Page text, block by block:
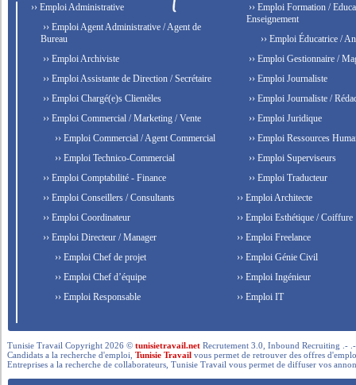
›› Emploi Administrative
›› Emploi Agent Administrative / Agent de
Bureau
›› Emploi Archiviste
›› Emploi Assistante de Direction / Secrétaire
›› Emploi Chargé(e)s Clientèles
›› Emploi Commercial / Marketing / Vente
›› Emploi Commercial / Agent Commercial
›› Emploi Technico-Commercial
›› Emploi Comptabilité - Finance
›› Emploi Conseillers / Consultants
›› Emploi Coordinateur
›› Emploi Directeur / Manager
›› Emploi Chef de projet
›› Emploi Chef d’équipe
›› Emploi Responsable
›› Emploi Formation /
Enseignement
›› Emploi Éducatrice /
›› Emploi Gestionnaire /
›› Emploi Journaliste
›› Emploi Journaliste /
›› Emploi Juridique
›› Emploi Ressources
›› Emploi Superviseurs
›› Emploi Traducteur
›› Emploi Architecte
›› Emploi Esthétique / Coiffure
›› Emploi Freelance
›› Emploi Génie Civil
›› Emploi Ingénieur
›› Emploi IT
Tunisie Travail Copyright 2026 ©tunisietravail.net Recrutement 3.0, Inbound Recruiting .-
Candidats a la recherche d'emploi,Tunisie Travail vous permet de retrouver des offres
Entreprises a la recherche de collaborateurs, Tunisie Travail vous permet de diffuser vos